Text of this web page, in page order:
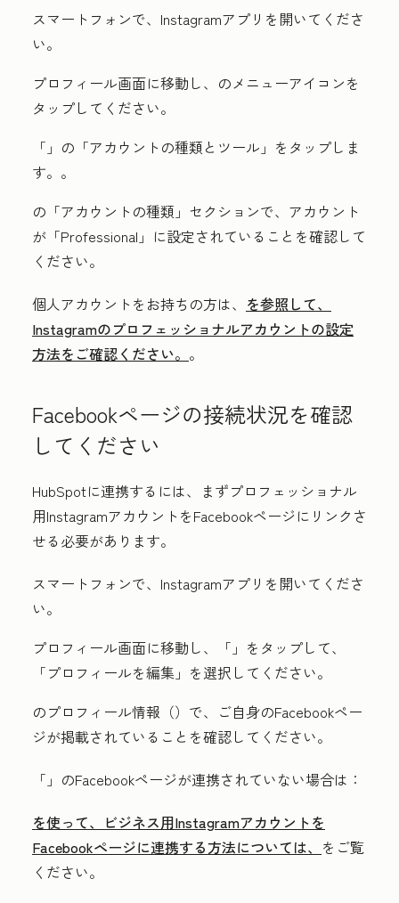
スマートフォンで、Instagramアプリを開いてくださ
い。
プロフィール画面に移動し、 のメニューアイコンを
タップしてください。
「 」の「アカウントの種類とツール」をタップしま
す。 。
の「アカウントの種類」 セクションで、アカウント
が「Professional」 に設定されていることを確認して
ください。
個人アカウントをお持ちの方は、 を参照して、
Instagramのプロフェッショナルアカウントの設定
方法をご確認ください。 。
Facebookページの接続状況を確認
してください
HubSpotに連携するには、まずプロフェッショナル
用InstagramアカウントをFacebookページにリンクさ
せる必要があります。
スマートフォンで、Instagramアプリを開いてくださ
い。
プロフィール画面に移動し、「 」をタップして、
「プロフィールを編集」 を選択してください。
のプロフィール情報（）で、ご自身のFacebookペー
ジが掲載されていることを確認してください。
「 」のFacebookページが連携されていない場合は：
を使って、ビジネス用Instagramアカウントを
Facebookページに連携する方法については、 をご覧
ください。